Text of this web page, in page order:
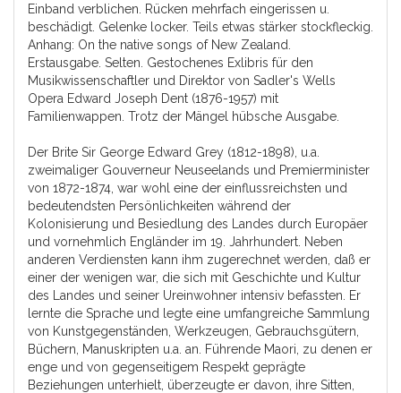
Einband verblichen. Rücken mehrfach eingerissen u.
beschädigt. Gelenke locker. Teils etwas stärker stockfleckig.
Anhang: On the native songs of New Zealand.
Erstausgabe. Selten. Gestochenes Exlibris für den
Musikwissenschaftler und Direktor von Sadler's Wells
Opera Edward Joseph Dent (1876-1957) mit
Familienwappen. Trotz der Mängel hübsche Ausgabe.
Der Brite Sir George Edward Grey (1812-1898), u.a.
zweimaliger Gouverneur Neuseelands und Premierminister
von 1872-1874, war wohl eine der einflussreichsten und
bedeutendsten Persönlichkeiten während der
Kolonisierung und Besiedlung des Landes durch Europäer
und vornehmlich Engländer im 19. Jahrhundert. Neben
anderen Verdiensten kann ihm zugerechnet werden, daß er
einer der wenigen war, die sich mit Geschichte und Kultur
des Landes und seiner Ureinwohner intensiv befassten. Er
lernte die Sprache und legte eine umfangreiche Sammlung
von Kunstgegenständen, Werkzeugen, Gebrauchsgütern,
Büchern, Manuskripten u.a. an. Führende Maori, zu denen er
enge und von gegenseitigem Respekt geprägte
Beziehungen unterhielt, überzeugte er davon, ihre Sitten,